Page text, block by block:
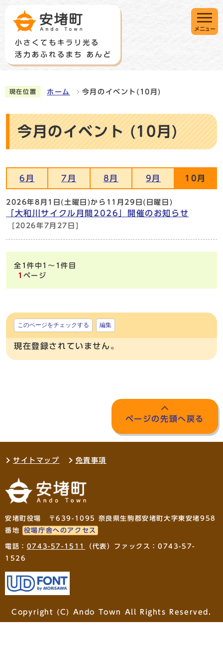
メニュー
現在位置 ホーム 今月のイベント(10月)
今月のイベント (10月)
6月 7月 8月 9月 10月
2026年8月1日(土曜日)から11月29日(日曜日)
「大和川サイクル月間2026」開催のお知らせ
[2026年7月27日]
全1件中1～1件目
1 ページ
このページをチェックする 編集
現在登録されていません。
ページの先頭へ戻る
サイトマップ 免責事項
安堵町役場 〒639-1095 奈良県生駒郡安堵町大字東安堵958
番地
役場庁舎へのアクセス
電話： 0743-57-1511
（代表）ファックス：0743-57-
1526
Copyright (C) Ando Town All Rights Reserved.